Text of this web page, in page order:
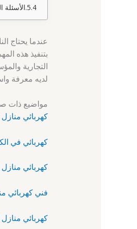
الأسئلة
عندما يحتاج
بتنفيذ هذه
التجارية
لديه معرفة
مواضيع ذات
كهربائي
كهربائي في
كهربائي
فني كهربائي
كهربائي منازل